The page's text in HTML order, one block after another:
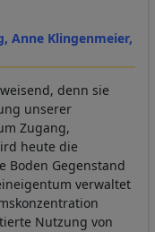
Anne Klingenmeier,
denn sie
unserer
Zugang,
heute die
Boden Gegenstand
verwaltet
Nutzung von